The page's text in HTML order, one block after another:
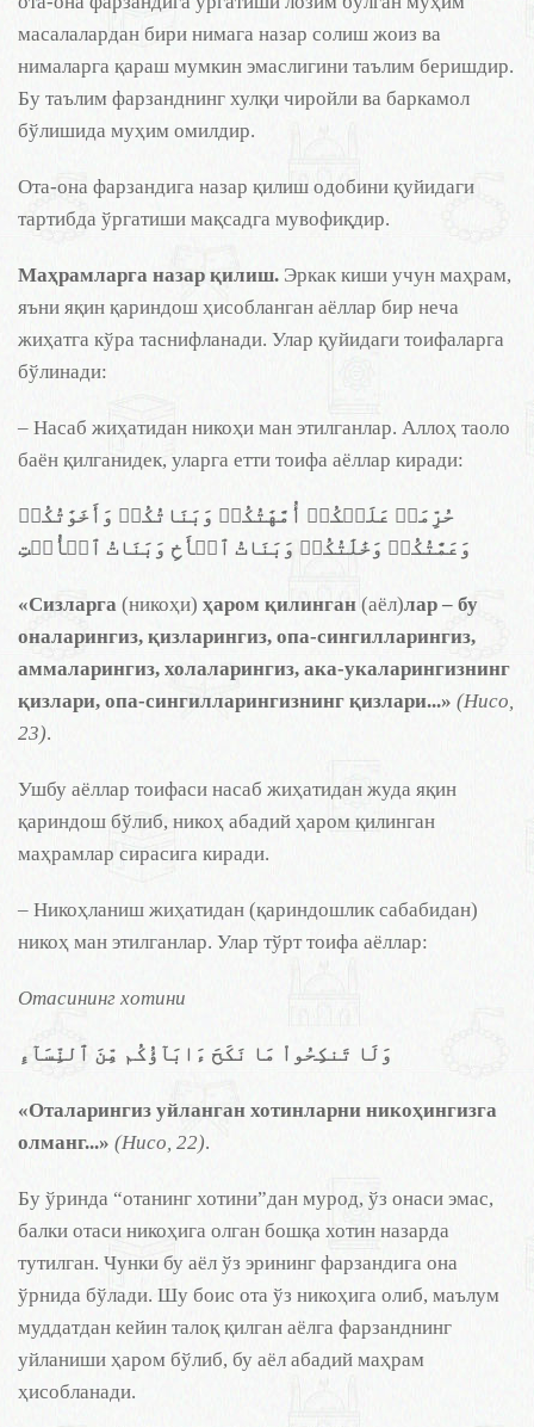
масалалардан бири нимага назар солиш жоиз ва
нималарга қараш мумкин эмаслигини таълим беришдир.
Бу таълим фарзанднинг хулқи чиройли ва баркамол
бўлишида муҳим омилдир.
Ота-она фарзандига назар қилиш одобини қуйидаги
тартибда ўргатиши мақсадга мувофиқдир.
Маҳрамларга назар қилиш. Эркак киши учун маҳрам,
яъни яқин қариндош ҳисобланган аёллар бир неча
жиҳатга кўра таснифланади. Улар қуйидаги тоифаларга
бўлинади:
– Насаб жиҳатидан никоҳи ман этилганлар. Аллоҳ таоло
баён қилганидек, уларга етти тоифа аёллар киради:
حُرِّمَتۡ عَلَيۡكُمۡ أُمَّهَٰتُكُمۡ وَبَنَاتُكُمۡ وَأَخَوَٰتُكُمۡ
وَعَمَّٰتُكُمۡ وَخَٰلَٰتُكُمۡ وَبَنَاتُ ٱلۡأَخِ وَبَنَاتُ ٱلۡأُخۡتِ
«Сизларга (никоҳи) ҳаром қилинган (аёл)лар – бу
оналарингиз, қизларингиз, опа-сингилларингиз,
аммаларингиз, холаларингиз, ака-укаларингизнинг
қизлари, опа-сингилларингизнинг қизлари...» (Нисо,
23).
Ушбу аёллар тоифаси насаб жиҳатидан жуда яқин
қариндош бўлиб, никоҳ абадий ҳаром қилинган
маҳрамлар сирасига киради.
– Никоҳланиш жиҳатидан (қариндошлик сабабидан)
никоҳ ман этилганлар. Улар тўрт тоифа аёллар:
Отасининг хотини
وَلَا تَنكِحُواْ مَا نَكَحَ ءَابَآؤُكُم مِّنَ ٱلنِّسَآءِ
«Оталарингиз уйланган хотинларни никоҳингизга
олманг...» (Нисо, 22).
Бу ўринда “отанинг хотини”дан мурод, ўз онаси эмас,
балки отаси никоҳига олган бошқа хотин назарда
тутилган. Чунки бу аёл ўз эрининг фарзандига она
ўрнида бўлади. Шу боис ота ўз никоҳига олиб, маълум
муддатдан кейин талоқ қилган аёлга фарзанднинг
уйланиши ҳаром бўлиб, бу аёл абадий маҳрам
ҳисобланади.